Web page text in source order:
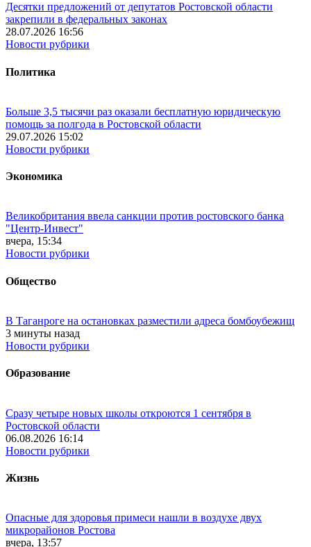
Десятки предложений от депутатов Ростовской области
закрепили в федеральных законах
28.07.2026 16:56
Новости рубрики
Политика
Больше 3,5 тысячи раз оказали бесплатную юридическую
помощь за полгода в Ростовской области
29.07.2026 15:02
Новости рубрики
Экономика
Великобритания ввела санкции против ростовского банка
"Центр-Инвест"
вчера, 15:34
Новости рубрики
Общество
В Таганроге на остановках разместили адреса бомбоубежищ
3 минуты назад
Новости рубрики
Образование
Сразу четыре новых школы откроются 1 сентября в
Ростовской области
06.08.2026 16:14
Новости рубрики
Жизнь
Опасные для здоровья примеси нашли в воздухе двух
микрорайонов Ростова
вчера, 13:57